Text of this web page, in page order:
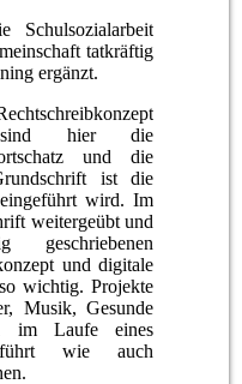
Schulsozialarbeit
tatkräftig
ergänzt.
sind hier die
und die
ist die
wird. Im
weitergeübt und
geschriebenen
und digitale
wichtig. Projekte
Musik, Gesunde
im Laufe eines
wie auch